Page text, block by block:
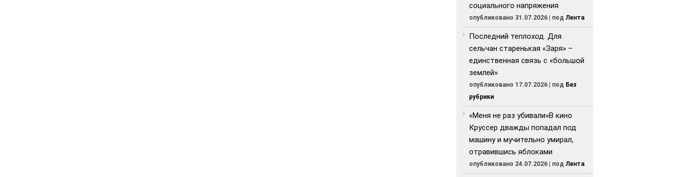
социального напряжения
опубликовано 31.07.2026 | под Лента
Последний теплоход. Для
сельчан старенькая «Заря» –
единственная связь с «большой
землей»
опубликовано 17.07.2026 | под Без
рубрики
«Меня не раз убивали»В кино
Круссер дважды попадал под
машину и мучительно умирал,
отравившись яблоками
опубликовано 24.07.2026 | под Лента